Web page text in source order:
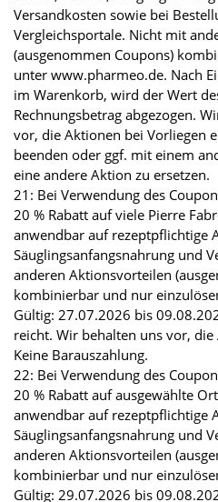
Versandkosten sowie bei
Vergleichsportale. Nicht mit
(ausgenommen Coupons)
unter www.pharmeo.de. Nach
im Warenkorb, wird der Wert
Rechnungsbetrag abgezogen.
vor, die Aktionen bei Vorliegen
beenden oder ggf. mit einem
eine andere Aktion zu ersetzen.
21: Bei Verwendung des
20 % Rabatt auf viele Pierre
anwendbar auf rezeptpflichtige
Säuglingsanfangsnahrung und
anderen Aktionsvorteilen
kombinierbar und nur
Gültig: 27.07.2026 bis
reicht. Wir behalten uns vor,
Keine Barauszahlung.
22: Bei Verwendung des
20 % Rabatt auf ausgewählte
anwendbar auf rezeptpflichtige
Säuglingsanfangsnahrung und
anderen Aktionsvorteilen
kombinierbar und nur
Gültig: 29.07.2026 bis